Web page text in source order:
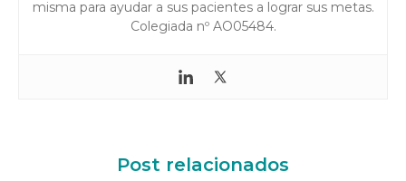
misma para ayudar a sus pacientes a lograr sus metas.
Colegiada nº AO05484.
Post relacionados